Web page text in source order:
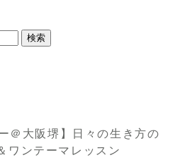
＠大阪堺】日々の生き方の
ワンテーマレッスン